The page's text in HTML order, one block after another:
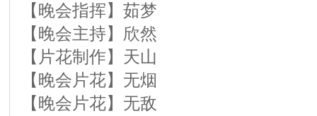
【晚会指挥】茹梦
【晚会主持】欣然
【片花制作】天山
【晚会片花】无烟
【晚会片花】无敌